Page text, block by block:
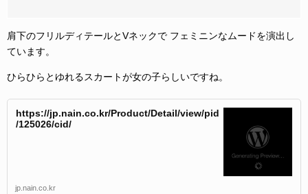
肩下のフリルディテールとVネックで フェミニンなムードを演出し
ています。
ひらひらとゆれるスカートが女の子らしいですね。
https://jp.nain.co.kr/Product/Detail/view/pid
/125026/cid/
jp.nain.co.kr